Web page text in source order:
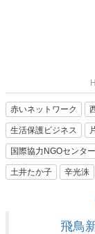
赤いネットワーク
生活保護ビジネス
国際協力NGOセンター
土井たか子 辛光洙
飛鳥